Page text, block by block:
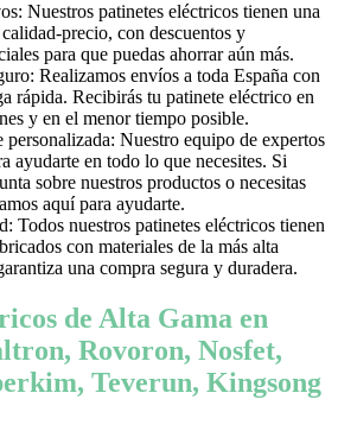
Nuestros patinetes eléctricos tienen una
precio, con descuentos y
para que puedas ahorrar aún más.
Realizamos envíos a toda España con
rápida. Recibirás tu patinete eléctrico en
y en el menor tiempo posible.
Nuestro equipo de expertos
ayudarte en todo lo que necesites. Si
sobre nuestros productos o necesitas
aquí para ayudarte.
Todos nuestros patinetes eléctricos tienen
con materiales de la más alta
una compra segura y duradera.
de Alta Gama en
Rovoron, Nosfet,
Teverun, Kingsong